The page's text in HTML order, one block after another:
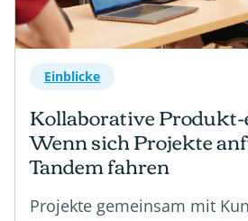
Einblicke
Kollaborative
Wenn sich Projekte
Tandem fahren
Projekte gemeinsam mit